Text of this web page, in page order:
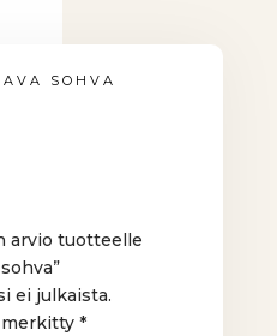
SOHVA
arvio tuotteelle
ei julkaista.
merkitty*